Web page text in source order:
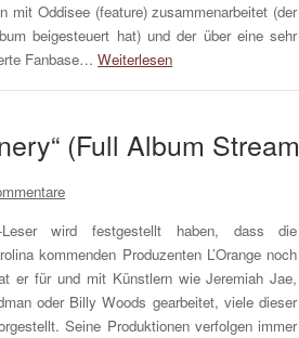
mit Oddisee (feature) zusammenarbeitet (der
beigesteuert hat) und der über eine sehr
Fanbase…Weiterlesen
(Full Album
Leser wird festgestellt haben, dass die
kommenden Produzenten L’Orange noch
er für und mit Künstlern wie Jeremiah Jae,
oder Billy Woods gearbeitet, viele dieser
Seine Produktionen verfolgen immer